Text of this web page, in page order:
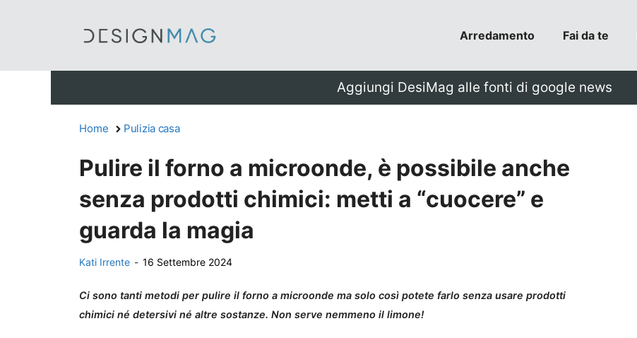
Arredamento Fai da te
Aggiungi DesiMag alle fonti di google news
Home Pulizia casa
Pulire il forno a microonde, è possibile anche
senza prodotti chimici: metti a “cuocere” e
guarda la magia
Kati Irrente - 16 Settembre 2024
Ci sono tanti metodi per pulire il forno a microonde ma solo così potete farlo senza usare prodotti
chimici né detersivi né altre sostanze. Non serve nemmeno il limone!